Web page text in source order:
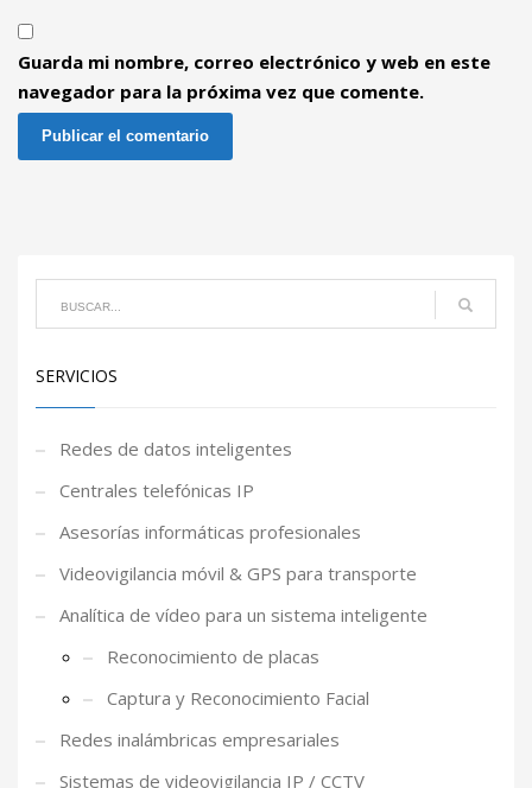
Guarda mi nombre, correo electrónico y web en este
navegador para la próxima vez que comente.
SERVICIOS
Redes de datos inteligentes
Centrales telefónicas IP
Asesorías informáticas profesionales
Videovigilancia móvil & GPS para transporte
Analítica de vídeo para un sistema inteligente
Reconocimiento de placas
Captura y Reconocimiento Facial
Redes inalámbricas empresariales
Sistemas de videovigilancia IP / CCTV